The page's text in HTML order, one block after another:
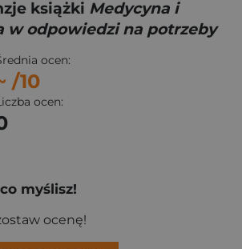
książki Medycyna i
w odpowiedzi na potrzeby
ocen:
/10
ocen:
myślisz!
ocenę!